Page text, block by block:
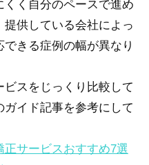
く自分のペースで進め
供している会社によっ
きる症例の幅が異なり
スをじっくり比較して
イド記事を参考にして
正サービスおすすめ7選